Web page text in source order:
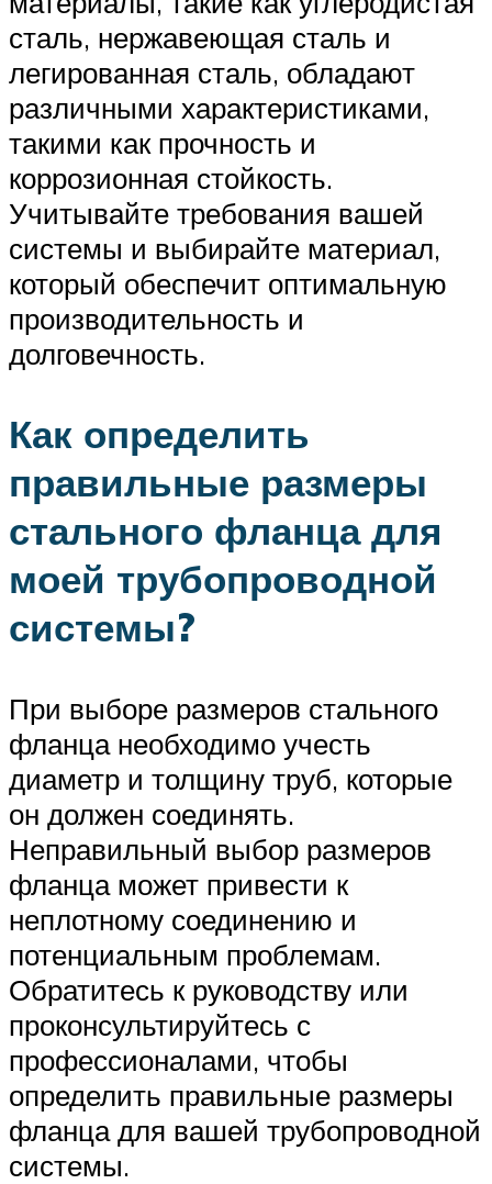
сталь, нержавеющая сталь и
легированная сталь, обладают
различными характеристиками,
такими как прочность и
коррозионная стойкость.
Учитывайте требования вашей
системы и выбирайте материал,
который обеспечит оптимальную
производительность и
долговечность.
Как определить
правильные размеры
стального фланца для
моей трубопроводной
системы?
При выборе размеров стального
фланца необходимо учесть
диаметр и толщину труб, которые
он должен соединять.
Неправильный выбор размеров
фланца может привести к
неплотному соединению и
потенциальным проблемам.
Обратитесь к руководству или
проконсультируйтесь с
профессионалами, чтобы
определить правильные размеры
фланца для вашей трубопроводной
системы.